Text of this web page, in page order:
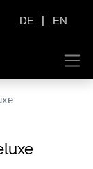
DE | EN